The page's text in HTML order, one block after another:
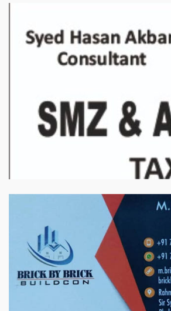
बिरादराने मिलात – अतिना वेलफ़ेयर फाउंडेशन,
स्वयं रोजगार के एक बेहतर अवसर प्रदान करने जा
को प्रशिक्षित कर उन्हें स्वयं रोजगार सम्मुख बनाया